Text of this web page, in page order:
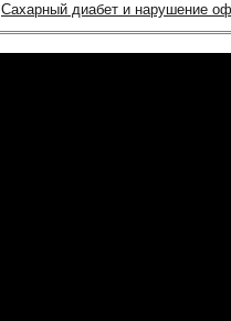
Сахарный диабет и нарушение